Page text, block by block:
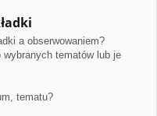
a obserwowaniem?
wybranych tematów lub je
tematu?